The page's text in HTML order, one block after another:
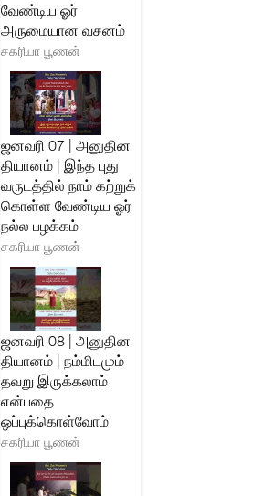
வேண்டிய ஓர்
அருமையான வசனம்
சகரியா பூணன்
ஜனவரி 07 | அனுதின
தியானம் | இந்த புது
வருடத்தில் நாம் கற்றுக்
கொள்ள வேண்டிய ஓர்
நல்ல பழக்கம்
சகரியா பூணன்
ஜனவரி 08 | அனுதின
தியானம் | நம்மிடமும்
தவறு இருக்கலாம்
என்பதை
ஒப்புக்கொள்வோம்
சகரியா பூணன்